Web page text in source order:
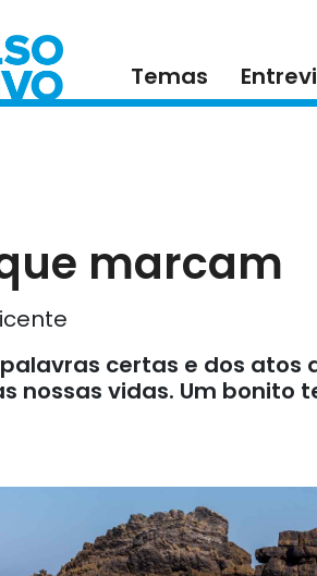
Temas
marcam
certas e dos atos
nossas vidas. Um